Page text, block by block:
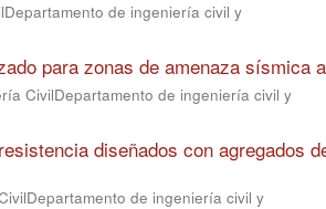
de ingeniería civil y
para zonas de amenaza sísmica
CivilDepartamento de ingeniería civil y
diseñados con agregados
de ingeniería civil y